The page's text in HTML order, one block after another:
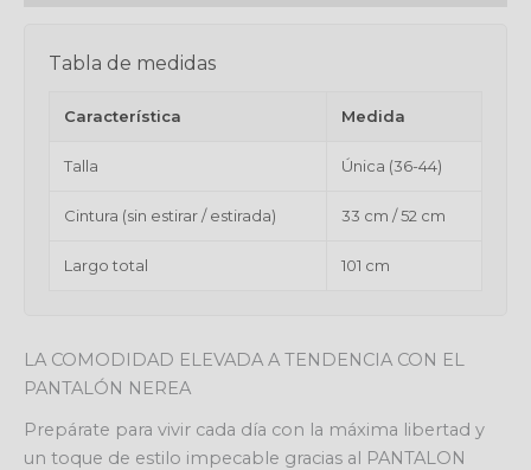
Tabla de medidas
Característica Medida
Talla Única (36-44)
Cintura (sin estirar / estirada) 33 cm / 52 cm
Largo total 101 cm
LA COMODIDAD ELEVADA A TENDENCIA CON EL
PANTALÓN NEREA
Prepárate para vivir cada día con la máxima libertad y
un toque de estilo impecable gracias al PANTALON